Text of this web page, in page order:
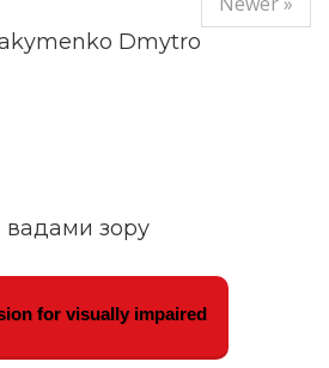
Dmytro
вадами зору
for visually impaired